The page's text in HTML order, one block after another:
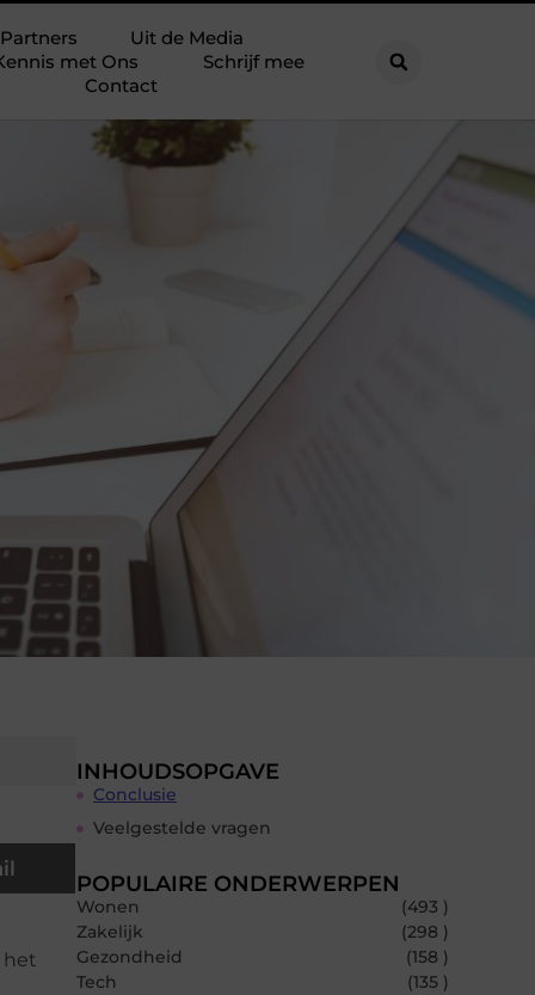
Partners
Uit de Media
met Ons
Schrijf mee
Contact
het
INHOUDSOPGAVE
Conclusie
Veelgestelde vragen
POPULAIRE ONDERWERPEN
Wonen
(493 )
Zakelijk
(298 )
Gezondheid
(158 )
Tech
(135 )